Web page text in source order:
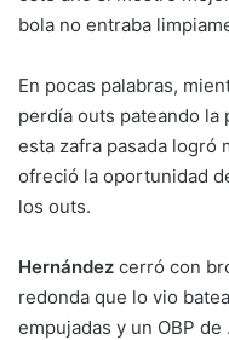
bola no entraba
En pocas palabras,
perdía outs pateando la
esta zafra pasada logró
ofreció la oportunidad
los outs.
Hernández cerró con
redonda que lo vio
empujadas y un OBP de